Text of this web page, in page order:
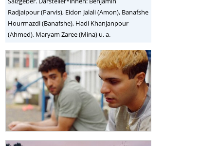
Radjaipour (Parvis), Eidon Jalali (Amon), Banafshe
Hourmazdi (Banafshe), Hadi Khanjanpour
(Ahmed), Maryam Zaree (Mina) u. a.